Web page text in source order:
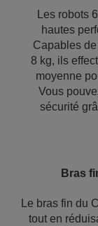
Les robots
hautes
Capables
8 kg, ils
moyenne
Vous
sécurité
Bras
Le bras fin du
tout en